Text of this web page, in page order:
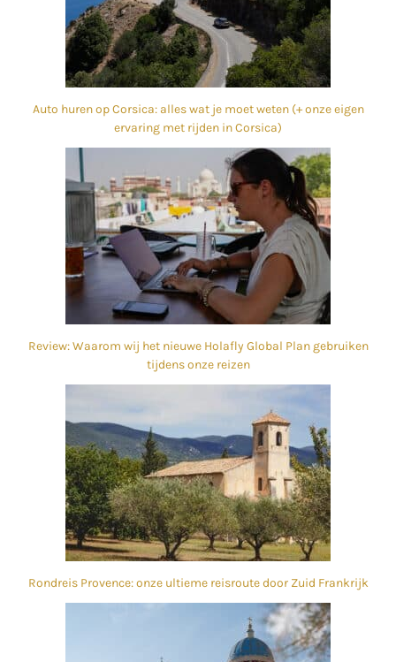
Auto huren op Corsica: alles wat je moet weten (+ onze eigen
ervaring met rijden in Corsica)
Review: Waarom wij het nieuwe Holafly Global Plan gebruiken
tijdens onze reizen
Rondreis Provence: onze ultieme reisroute door Zuid Frankrijk